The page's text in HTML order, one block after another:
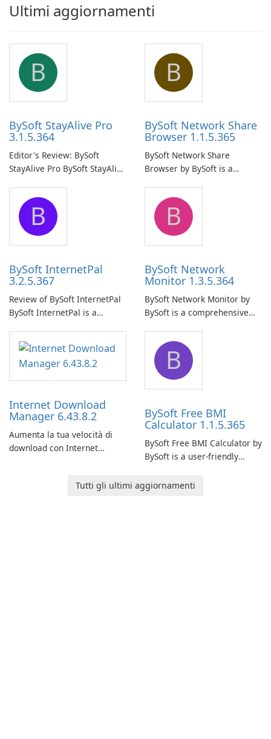
Ultimi aggiornamenti
B
BySoft StayAlive Pro
3.1.5.364
Editor's Review: BySoft
StayAlive Pro BySoft StayAlive
application designed to
ensure the continuous and
uninterrupted operation of
your computer system.
B
BySoft Network Share
Browser 1.1.5.365
BySoft Network Share
Browser by BySoft is a
application that allows users
to easily browse and manage
shared folders on their
network.
B
BySoft InternetPal
3.2.5.367
Review of BySoft InternetPal
BySoft InternetPal is a
application designed to
monitor your internet
connection and provide real-
time insights into its
B
BySoft Network
Monitor 1.3.5.364
BySoft Network Monitor by
BySoft is a comprehensive
designed to help businesses
effectively manage their
network infrastructure.
Internet Download
Manager 6.43.8.2
Aumenta la tua velocità di
download con Internet
B
BySoft Free BMI
Calculator 1.1.5.365
BySoft Free BMI Calculator by
BySoft is a user-friendly
designed to help you
Tutti gli ultimi aggiornamenti